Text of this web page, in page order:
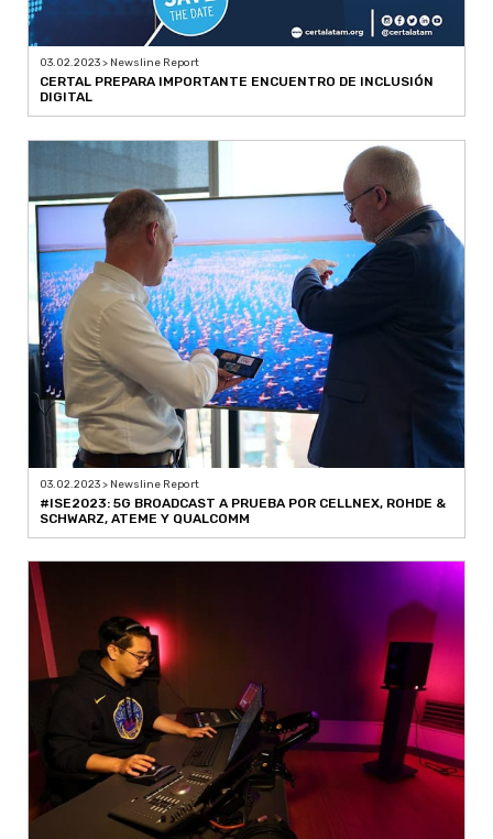
03.02.2023 > Newsline Report
CERTAL PREPARA IMPORTANTE ENCUENTRO DE INCLUSIÓN
DIGITAL
03.02.2023 > Newsline Report
#ISE2023: 5G BROADCAST A PRUEBA POR CELLNEX, ROHDE &
SCHWARZ, ATEME Y QUALCOMM